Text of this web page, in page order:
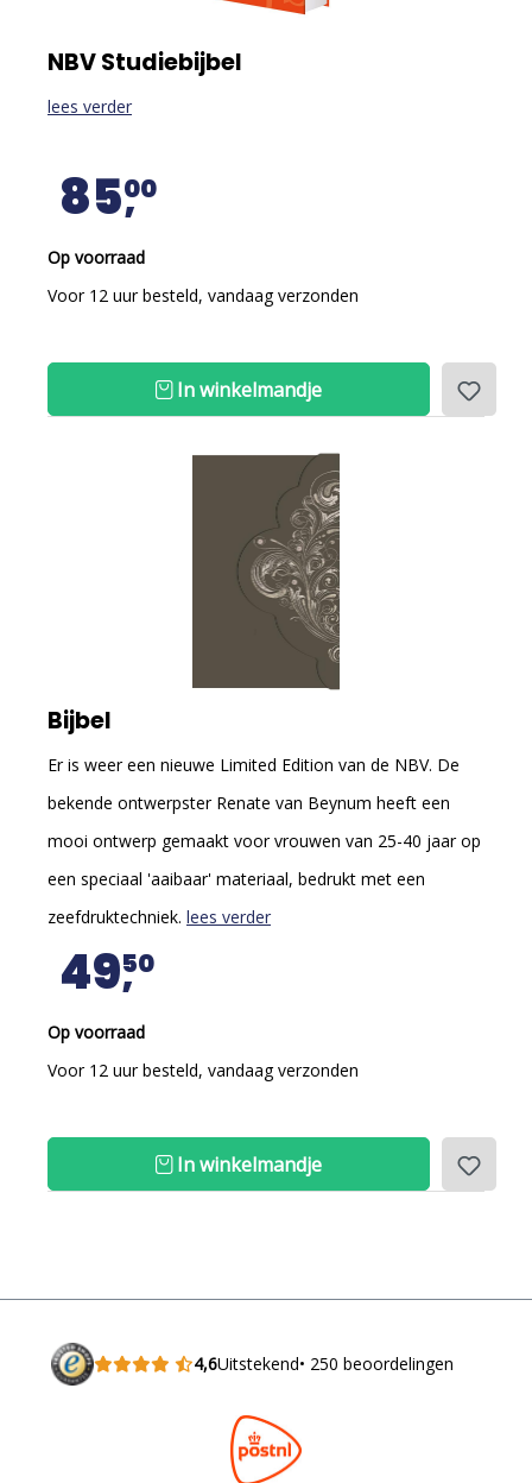
NBV Studiebijbel
lees verder
8500
Op voorraad
Voor 12 uur besteld, vandaag verzonden
In winkelmandje
Bijbel
Er is weer een nieuwe Limited Edition van de NBV. De
bekende ontwerpster Renate van Beynum heeft een
mooi ontwerp gemaakt voor vrouwen van 25-40 jaar op
een speciaal 'aaibaar' materiaal, bedrukt met een
zeefdruktechniek. lees verder
4950
Op voorraad
Voor 12 uur besteld, vandaag verzonden
In winkelmandje
4,6Uitstekend• 250 beoordelingen